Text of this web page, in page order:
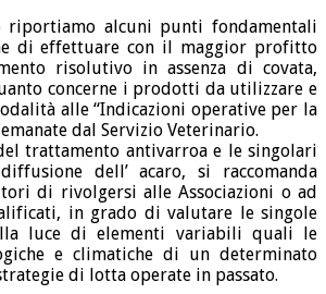
riportiamo alcuni punti fondamentali
di effettuare con il maggior profitto
risolutivo in assenza di covata,
concerne i prodotti da utilizzare e
alle “Indicazioni operative per la
dal Servizio Veterinario.
trattamento antivarroa e le singolari
dell’ acaro, si raccomanda
di rivolgersi alle Associazioni o ad
in grado di valutare le singole
luce di elementi variabili quali le
e climatiche di un determinato
di lotta operate in passato.